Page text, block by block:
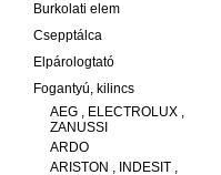
Burkolati elem
Csepptálca
Elpárologtató
Fogantyú, kilincs
AEG , ELECTROLUX ,
ZANUSSI
ARDO
ARISTON , INDESIT ,